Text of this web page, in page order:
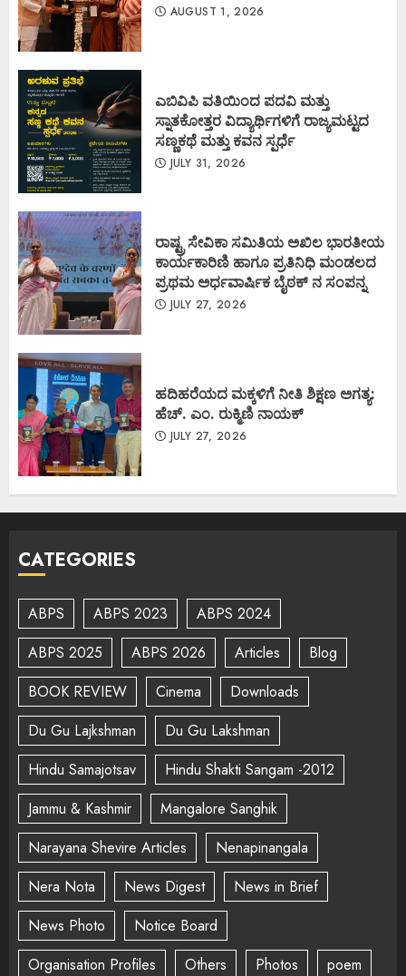
AUGUST 1, 2026
ಎಬಿವಿಪಿ ವತಿಯಿಂದ ಪದವಿ ಮತ್ತು
ಸ್ನಾತಕೋತ್ತರ ವಿದ್ಯಾರ್ಥಿಗಳಿಗೆ ರಾಜ್ಯಮಟ್ಟದ
ಸಣ್ಣಕಥೆ ಮತ್ತು ಕವನ ಸ್ಪರ್ಧೆ
JULY 31, 2026
ರಾಷ್ಟ್ರ ಸೇವಿಕಾ ಸಮಿತಿಯ ಅಖಿಲ ಭಾರತೀಯ
ಕಾರ್ಯಕಾರಿಣಿ ಹಾಗೂ ಪ್ರತಿನಿಧಿ ಮಂಡಲದ
ಪ್ರಥಮ ಅರ್ಧವಾರ್ಷಿಕ ಬೈಠಕ್ ನ ಸಂಪನ್ನ
JULY 27, 2026
ಹದಿಹರೆಯದ ಮಕ್ಕಳಿಗೆ ನೀತಿ ಶಿಕ್ಷಣ ಅಗತ್ಯ:
ಹೆಚ್. ಎಂ. ರುಕ್ಮಿಣಿ ನಾಯಕ್
JULY 27, 2026
CATEGORIES
ABPS ABPS 2023
ABPS 2024
ABPS 2025
ABPS 2026 Articles
Blog
BOOK REVIEW
Cinema
Downloads
Du Gu Lajkshman
Du Gu Lakshman
Hindu Samajotsav
Hindu Shakti Sangam -2012
Jammu & Kashmir
Mangalore Sanghik
Narayana Shevire Articles
Nenapinangala
Nera Nota
News Digest
News in Brief
News Photo
Notice Board
Organisation Profiles
Others Photos
poem